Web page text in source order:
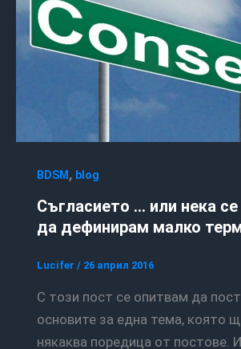
BDSM , blog
Съгласието … или нека
да дефинирам малко
Lucifer / 26 април 2016
С този пост се опитвам да поставя
основите за една тема, която
някаква поредица от постове.